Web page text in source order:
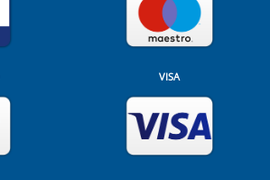
VISA